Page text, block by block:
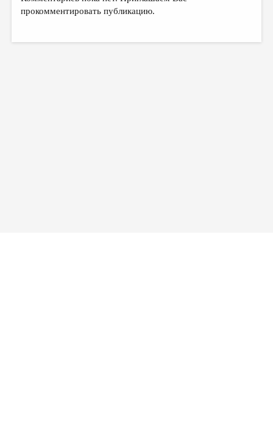
РЕЦЕНЗИРОВАНИЕ
прокомментировать публикацию.